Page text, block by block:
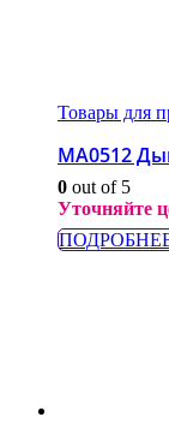
Товары для
МА0512
0 out of 5
Уточняйте